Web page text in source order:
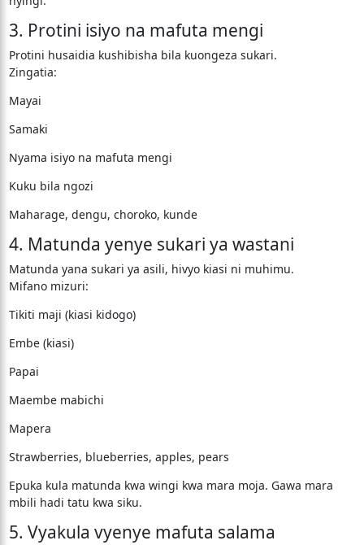
3. Protini isiyo na mafuta mengi
Protini husaidia kushibisha bila kuongeza sukari.
Zingatia:
Mayai
Samaki
Nyama isiyo na mafuta mengi
Kuku bila ngozi
Maharage, dengu, choroko, kunde
4. Matunda yenye sukari ya wastani
Matunda yana sukari ya asili, hivyo kiasi ni muhimu.
Mifano mizuri:
Tikiti maji (kiasi kidogo)
Embe (kiasi)
Papai
Maembe mabichi
Mapera
Strawberries, blueberries, apples, pears
Epuka kula matunda kwa wingi kwa mara moja. Gawa mara
mbili hadi tatu kwa siku.
5. Vyakula vyenye mafuta salama